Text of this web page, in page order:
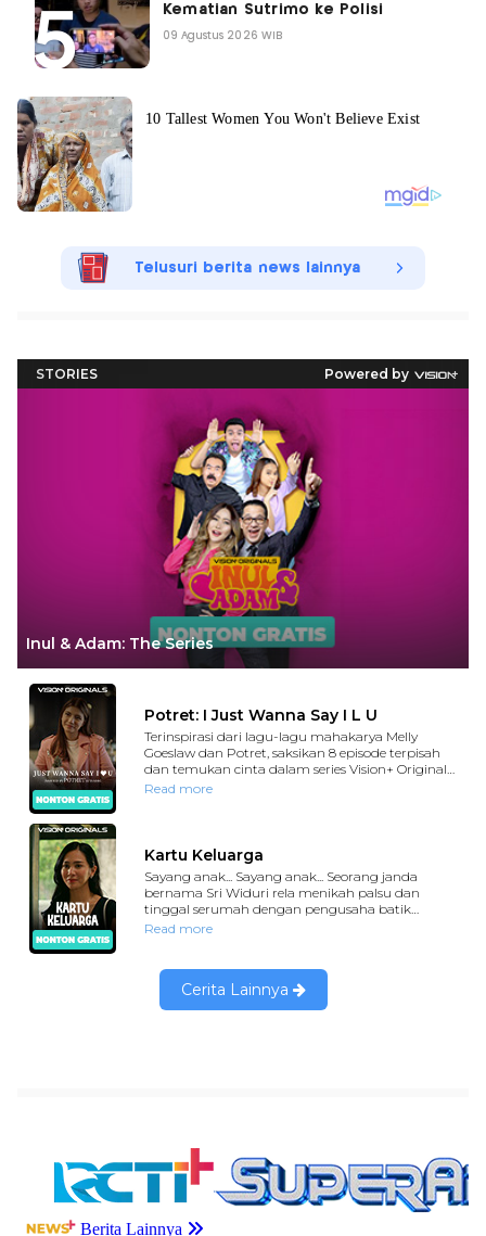
Kematian Sutrimo ke Polisi
09 Agustus 2026 WIB
Telusuri berita news lainnya